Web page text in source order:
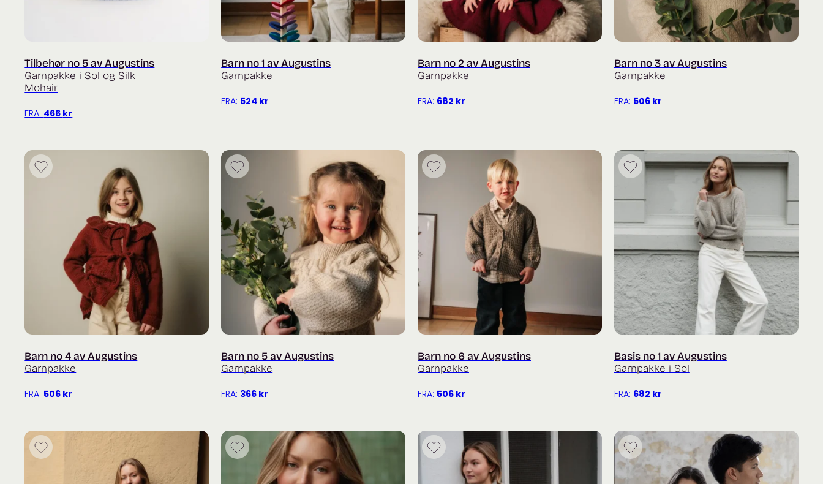
Tilbehør no 5 av Augustins
Garnpakke i Sol og Silk
Mohair
FRA: 466 kr
Barn no 1 av Augustins
Garnpakke
FRA: 524 kr
Barn no 2 av Augustins
Garnpakke
FRA: 682 kr
Barn no 3 av Augustins
Garnpakke
FRA: 506 kr
Barn no 4 av Augustins
Garnpakke
FRA: 506 kr
Barn no 5 av Augustins
Garnpakke
FRA: 366 kr
Barn no 6 av Augustins
Garnpakke
FRA: 506 kr
Basis no 1 av Augustins
Garnpakke i Sol
FRA: 682 kr